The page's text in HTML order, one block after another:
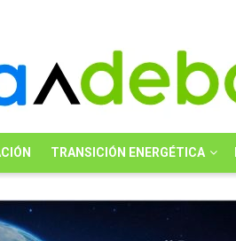
TRANSICIÓN ENERGÉTICA